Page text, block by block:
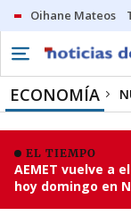
Oihane Mateos
ECONOMÍA
EL TIEMPO
AEMET vuelve a
hoy domingo en